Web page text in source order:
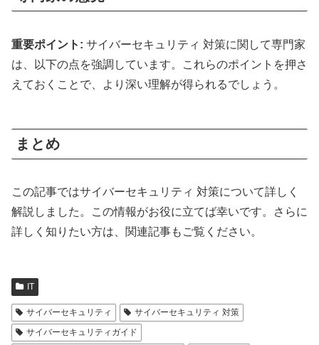
重要ポイント: サイバーセキュリティ 対策に関して専門家
は、以下の点を強調しています。これらのポイントを押さ
えておくことで、より深い理解が得られるでしょう。
まとめ
この記事ではサイバーセキュリティ 対策について詳しく
解説しました。この情報がお役に立てば幸いです。さらに
詳しく知りたい方は、関連記事もご覧ください。
IT
サイバーセキュリティ
サイバーセキュリティ 対策
サイバーセキュリティガイド